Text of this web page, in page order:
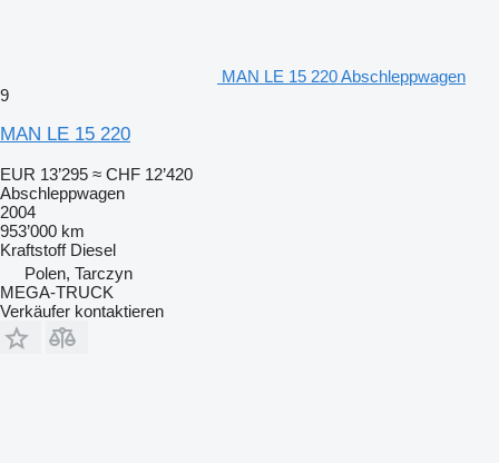
MAN LE 15 220 Abschleppwagen
9
MAN LE 15 220
EUR 13’295 ≈ CHF 12’420
Abschleppwagen
2004
953’000 km
Kraftstoff Diesel
Polen, Tarczyn
MEGA-TRUCK
Verkäufer kontaktieren